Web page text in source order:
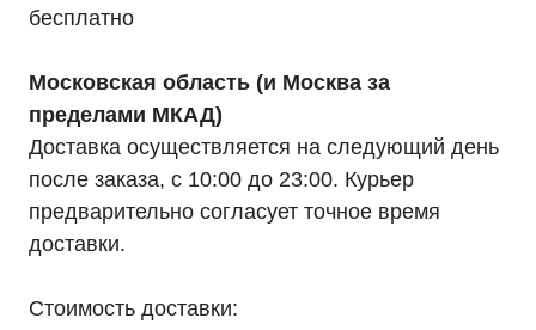
бесплатно
Московская область (и Москва за
пределами МКАД)
Доставка осуществляется на следующий день
после заказа, с 10:00 до 23:00. Курьер
предварительно согласует точное время
доставки.
Стоимость доставки: